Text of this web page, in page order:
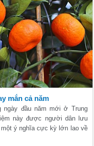
mắn cả năm
ngày đầu năm mới ở Trung
này được người dân lưu
ý nghĩa cực kỳ lớn lao về